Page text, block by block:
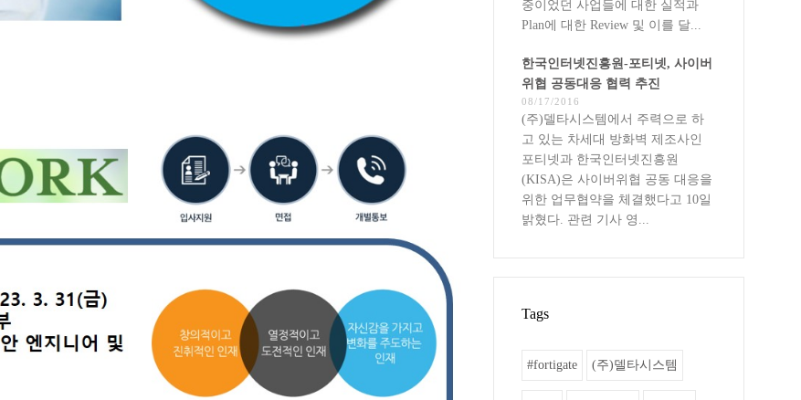
중이었던 사업들에 대한 실적과
Plan에 대한 Review 및 이를 달...
한국인터넷진흥원-포티넷, 사이버
위협 공동대응 협력 추진
08/17/2016
(주)델타시스템에서 주력으로 하
고 있는 차세대 방화벽 제조사인
포티넷과 한국인터넷진흥원
(KISA)은 사이버위협 공동 대응을
위한 업무협약을 체결했다고 10일
밝혔다. 관련 기사 영...
Tags
#fortigate (주)델타시스템